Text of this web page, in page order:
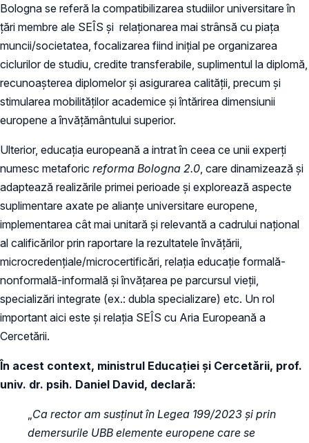
Bologna se referă la compatibilizarea studiilor universitare în
țări membre ale SEÎS și relaționarea mai strânsă cu piața
muncii/societatea, focalizarea fiind inițial pe organizarea
ciclurilor de studiu, credite transferabile, suplimentul la diplomă,
recunoașterea diplomelor și asigurarea calității, precum și
stimularea mobilităților academice și întărirea dimensiunii
europene a învățământului superior.
Ulterior, educația europeană a intrat în ceea ce unii experți
numesc metaforic reforma Bologna 2.0 , care dinamizează și
adaptează realizările primei perioade și explorează aspecte
suplimentare axate pe alianțe universitare europene,
implementarea cât mai unitară și relevantă a cadrului național
al calificărilor prin raportare la rezultatele învățării,
microcredențiale/microcertificări, relația educație formală-
nonformală-informală și învățarea pe parcursul vieții,
specializări integrate (ex.: dubla specializare) etc. Un rol
important aici este și relația SEÎS cu Aria Europeană a
Cercetării.
În acest context, ministrul Educației și Cercetării, prof.
univ. dr. psih. Daniel David, declară:
Ca rector am susținut în Legea 199/2023 și prin
demersurile UBB elemente europene care se